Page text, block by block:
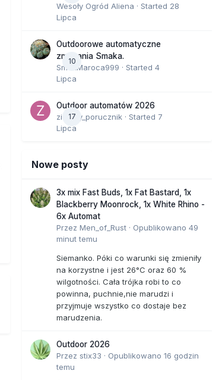
Wesoły Ogród Aliena · Started 28
Lipca
10
Outdoorowe automatyczne
zmagania Smaka.
SmakMaroca999 · Started 4
Lipca
17
Outdoor automatów 2026
zielony_porucznik · Started 7
Lipca
Nowe posty
3x mix Fast Buds, 1x Fat Bastard, 1x
Blackberry Moonrock, 1x White Rhino -
6x Automat
Przez Men_of_Rust · Opublikowano 49
minut temu
Siemanko. Póki co warunki się zmieniły
na korzystne i jest 26°C oraz 60 %
wilgotności. Cała trójka robi to co
powinna, puchnie,nie marudzi i
przyjmuje wszystko co dostaje bez
marudzenia.
Outdoor 2026
Przez stix33 · Opublikowano 16 godzin
temu